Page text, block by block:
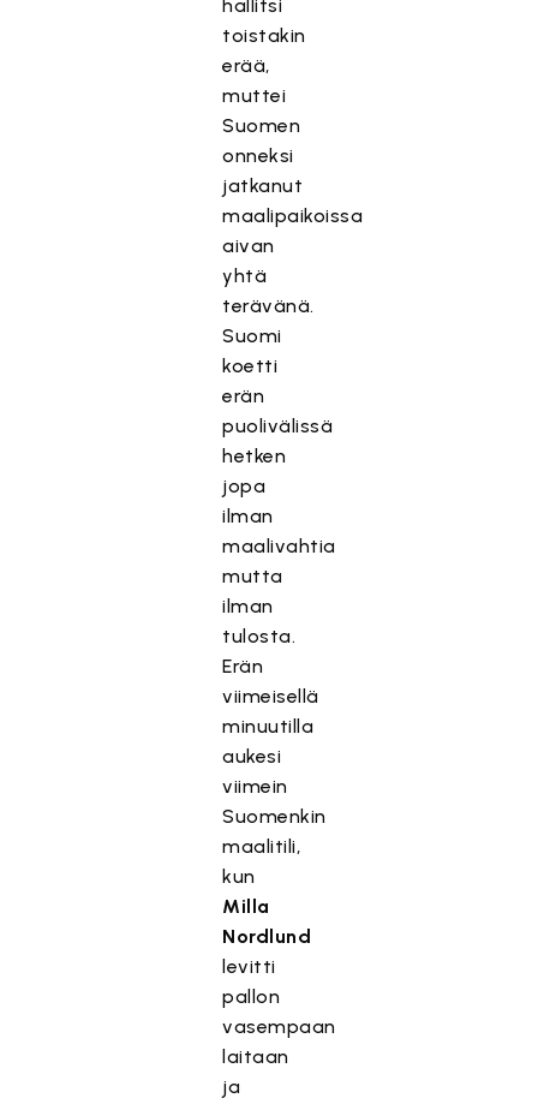
hallitsi
toistakin
erää,
muttei
Suomen
onneksi
jatkanut
maalipaikoissa
aivan
yhtä
terävänä.
Suomi
koetti
erän
puolivälissä
hetken
jopa
ilman
maalivahtia
mutta
ilman
tulosta.
Erän
viimeisellä
minuutilla
aukesi
viimein
Suomenkin
maalitili,
kun
Milla
Nordlund
levitti
pallon
vasempaan
laitaan
ja